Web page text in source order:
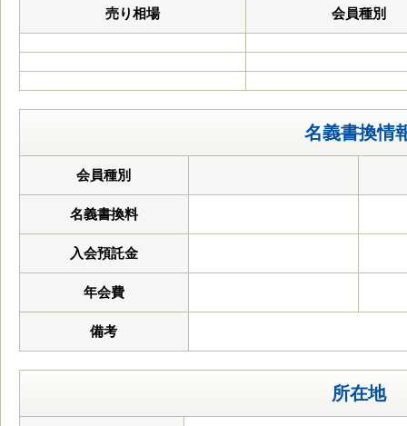
売り相場 会員種別
名義書換情
会員種別
名義書換料
入会預託金
年会費
備考
所在地